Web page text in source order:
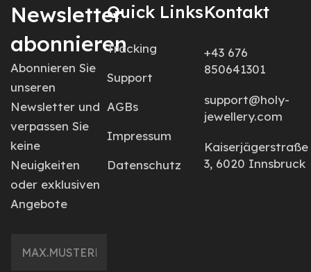
Newsletter
abonnieren
Abonnieren Sie
unseren
Newsletter und
verpassen Sie
keine
Neuigkeiten
oder exklusiven
Angebote
Quick Links
Tracking
Support
AGBs
Impressum
Datenschutz
Kontakt
+43 676
850641301
support@holy-
jewellery.com
Kaiserjägerstraße
3, 6020 Innsbruck